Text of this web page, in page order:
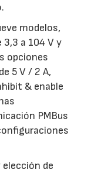
modelos,
a 104 V y
opciones
5 V / 2 A,
& enable
PMBus
de